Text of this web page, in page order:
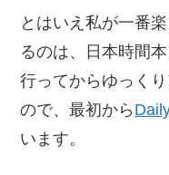
とはいえ私が一番
るのは、日本時間
行ってからゆっく
ので、最初から
います。